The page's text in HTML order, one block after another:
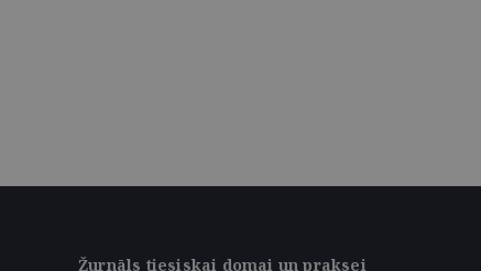
Žurnāls tiesiskai domai un praksei